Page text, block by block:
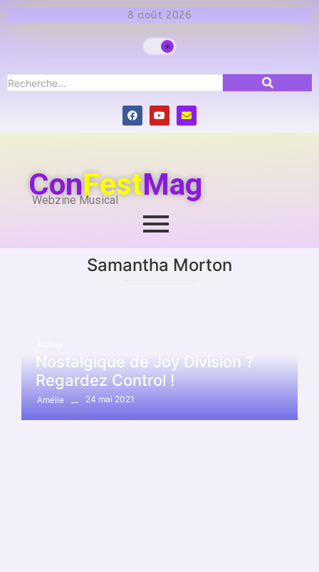
8 août 2026
ConFestMag
Webzine Musical
Samantha Morton
Nostalgique de Joy Division ?
Regardez Control !
Amélie 24 mai 2021